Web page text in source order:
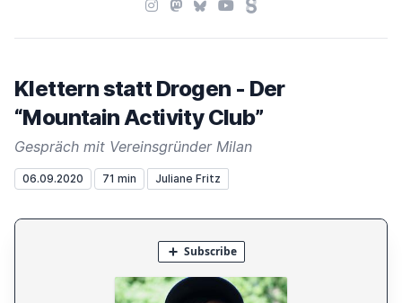
Instagram
Mastodon
BlueskyYouTubeSteady
Klettern statt Drogen - Der
“Mountain Activity Club”
Gespräch mit Vereinsgründer Milan
06.09.2020 71 min Juliane Fritz